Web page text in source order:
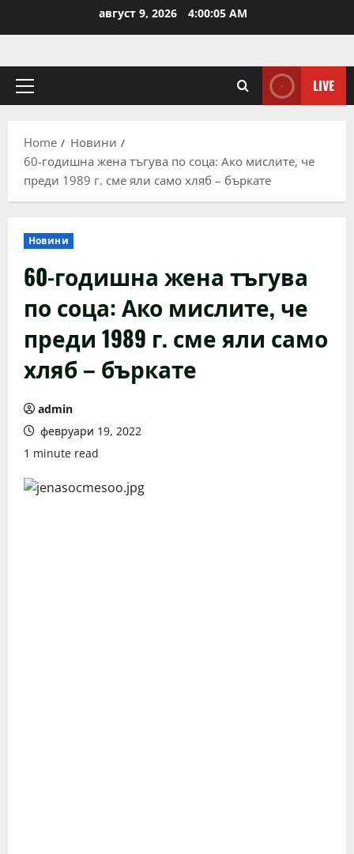
август 9, 2026 4:00:05 AM
Primary
LIVE
Home
Новини
60-годишна жена тъгува по соца: Ако мислите, че
преди 1989 г. сме яли само хляб – бъркате
Новини
60-годишна жена тъгува
по соца: Ако мислите, че
преди 1989 г. сме яли само
хляб – бъркате
admin
февруари 19, 2022
1 minute read